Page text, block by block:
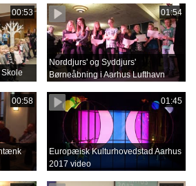
00:53 01:54
Norddjurs' og Syddjurs'
Børneåbning i Aarhus Lufthavn
00:58 01:45
Europæisk Kulturhovedstad Aarhus
2017 video